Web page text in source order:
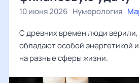
10 июня 2026 Нумерология
С древних времен люди верили,
обладают особой энергетикой
на разные сферы жизни.